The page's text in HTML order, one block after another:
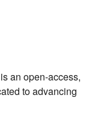
an open-access,
to advancing